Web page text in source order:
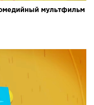
мультфильм